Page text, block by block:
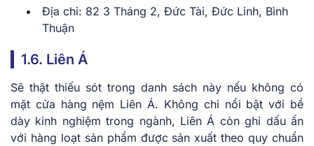
Địa chỉ: 82 3 Tháng 2, Đức Tài, Đức Linh, Bình
Thuận
1.6. Liên Á
Sẽ thật thiếu sót trong danh sách này nếu không có
mặt cửa hàng nệm Liên Á. Không chỉ nổi bật với bề
dày kinh nghiệm trong ngành, Liên Á còn ghi dấu ấn
với hàng loạt sản phẩm được sản xuất theo quy chuẩn